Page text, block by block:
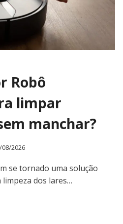
Robô
limpar
manchar?
08/2026
se tornado uma solução
dos lares…